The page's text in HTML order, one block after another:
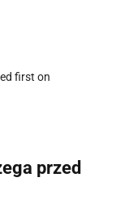
first on
przed